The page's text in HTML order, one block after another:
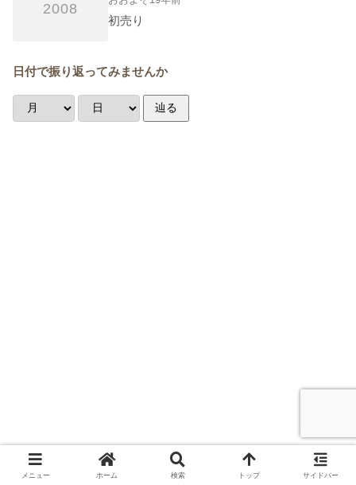
2008
初売り
日付で振り返ってみませんか
辿る
メニュー ホーム 検索 トップ サイドバー